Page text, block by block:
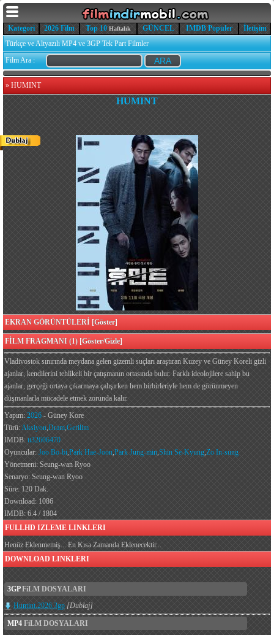
Kategori 2026 Film Top 10 Haftalık GÜNCEL IMDB Popüler
İletişim
Türkçe ve Altyazılı MP4 ve 3GP Tek Part Filmler
Film Ara :
» HUMINT
HUMINT
EKRAN GÖRÜNTÜLERİ [Göster]
FİLM FRAGMANI (1) [Göster/Gizle]
Vladivostok sınırında meydana gelen gizemli suçları araştıran Kuzey ve Güney Koreli gizli
ajanlar, kendilerini tehlikeli bir çatışmanın ortasında bulur. Farklı ideolojilere sahip bu
ajanlar, gerçeği ortaya çıkarmaya çalışırken hem birbirleriyle hem de görünmeyen
düşmanlarla mücadele etmek zorunda kalır.
Yapım: 2026 - Güney Kore
Türü:Aksiyon,Dram,Gerilim
IMDB: tt32606470
Oyuncular: Joo Bo-bi,Park Hae-Joon,Park Jung-min,Shin Se-Kyung,Zo In-sung
Yönetmeni: Seung-wan Ryoo
Senaryo: Seung-wan Ryoo
Süre: 120 Dak.
Download: 1086
IMDB: 6.4 / 1804
FULLHD IZLEME LINKLERI
Henüz Eklenmemiş... En Kısa Zamanda Eklenecektir...
DOWNLOAD LINKLERI
3GPFiLM DOSYALARI
Humint.2026.3gp [Dublaj]
MP4 FiLM DOSYALARI